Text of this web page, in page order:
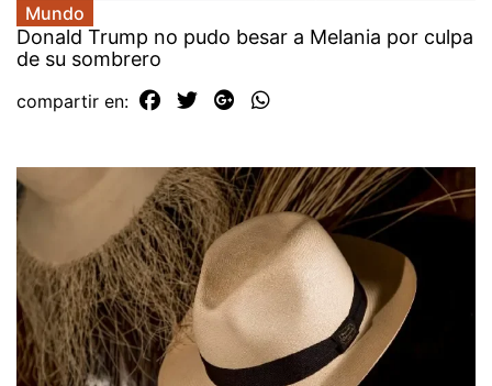
Mundo
Donald Trump no pudo besar a Melania por culpa
de su sombrero
compartir en: